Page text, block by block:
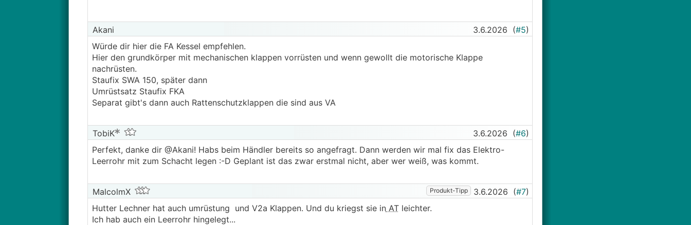
Akani 3.6.2026 (#5)
Würde dir hier die FA Kessel empfehlen.
Hier den grundkörper mit mechanischen klappen vorrüsten und wenn gewollt die motorische Klappe
nachrüsten.
Staufix SWA 150, später dann
Umrüstsatz Staufix FKA
Separat gibt's dann auch Rattenschutzklappen die sind aus VA
TobiK 3.6.2026 (#6)
Perfekt, danke dir @Akani! Habs beim Händler bereits so angefragt. Dann werden wir mal fix das Elektro-
Leerrohr mit zum Schacht legen :-D Geplant ist das zwar erstmal nicht, aber wer weiß, was kommt.
MalcolmX Produkt-Tipp 3.6.2026 (#7)
Hutter Lechner hat auch umrüstung und V2a Klappen. Und du kriegst sie inATleichter.
Ich hab auch ein Leerrohr hingelegt...